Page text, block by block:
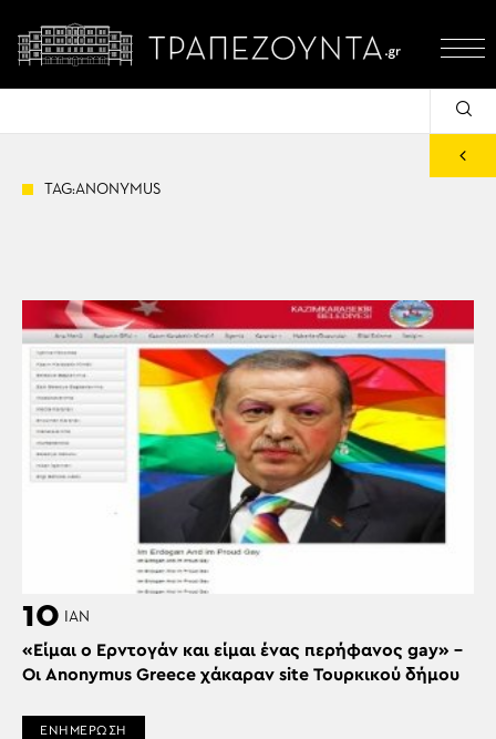
TAG:ANONYMUS
10 ΙΑΝ
«Είμαι ο Ερντογάν και είμαι ένας περήφανος gay» –
Οι Anonymus Greece χάκαραν site Τουρκικού δήμου
ΕΝΗΜΕΡΩΣΗ